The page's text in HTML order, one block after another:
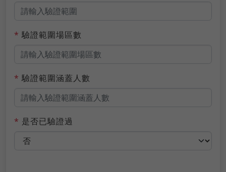
* 驗證範圍場區數
* 驗證範圍涵蓋人數
* 是否已驗證過